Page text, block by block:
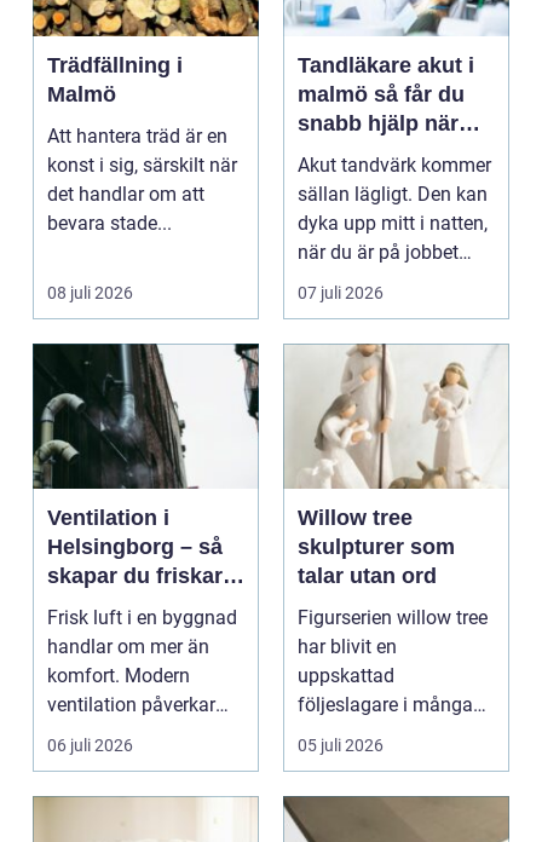
Trädfällning i
Malmö
Att hantera träd är en
konst i sig, särskilt när
det handlar om att
bevara stade...
08 juli 2026
Tandläkare akut i
malmö så får du
snabb hjälp när
tanden krisar
Akut tandvärk kommer
sällan lägligt. Den kan
dyka upp mitt i natten,
när du är på jobbet
eller preci...
07 juli 2026
Ventilation i
Helsingborg – så
skapar du friskare
byggnader och
lägre
energikostnader
Frisk luft i en byggnad
handlar om mer än
komfort. Modern
ventilation påverkar
hälsa...
06 juli 2026
Willow tree
skulpturer som
talar utan ord
Figurserien willow tree
har blivit en
uppskattad
följeslagare i många
hem, kyrkor och
arbetsrum. Sku...
05 juli 2026